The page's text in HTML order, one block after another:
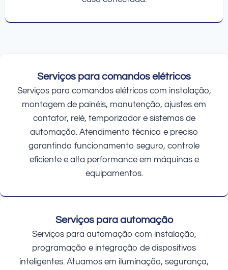
Serviços para comandos elétricos
Serviços para comandos elétricos com instalação,
montagem de painéis, manutenção, ajustes em
contator, relé, temporizador e sistemas de
automação. Atendimento técnico e preciso
garantindo funcionamento seguro, controle
eficiente e alta performance em máquinas e
equipamentos.
Serviços para automação
Serviços para automação com instalação,
programação e integração de dispositivos
inteligentes. Atuamos em iluminação, segurança,